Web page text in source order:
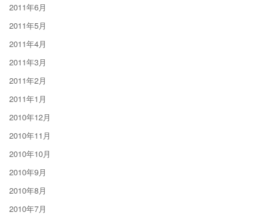
2011年6月
2011年5月
2011年4月
2011年3月
2011年2月
2011年1月
2010年12月
2010年11月
2010年10月
2010年9月
2010年8月
2010年7月